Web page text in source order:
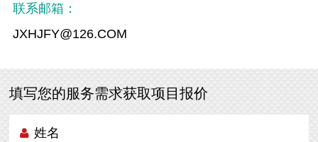
联系邮箱：
JXHJFY@126.COM
填写您的服务需求获取项目报价
姓名